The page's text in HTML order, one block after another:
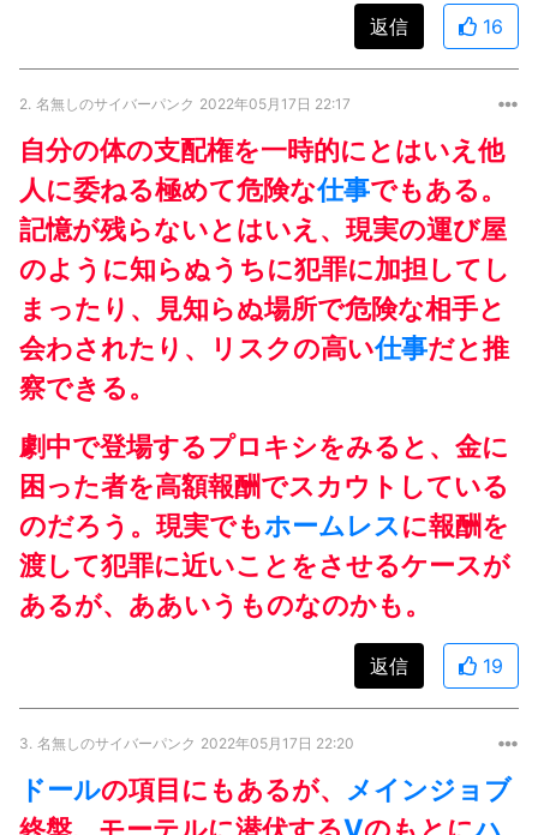
返信 16
2. 名無しのサイバーパンク 2022年05月17日 22:17
自分の体の支配権を一時的にとはいえ他
人に委ねる極めて危険な仕事でもある。
記憶が残らないとはいえ、現実の運び屋
のように知らぬうちに犯罪に加担してし
まったり、見知らぬ場所で危険な相手と
会わされたり、リスクの高い仕事だと推
察できる。
劇中で登場するプロキシをみると、金に
困った者を高額報酬でスカウトしている
のだろう。現実でもホームレスに報酬を
渡して犯罪に近いことをさせるケースが
あるが、ああいうものなのかも。
返信 19
3. 名無しのサイバーパンク 2022年05月17日 22:20
ドールの項目にもあるが、
メインジョブ
終盤、モーテルに潜伏するVのもとにハ